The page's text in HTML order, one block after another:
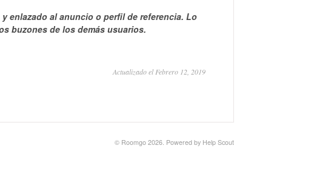
enlazado al anuncio o perfil de referencia. Lo
buzones de los demás usuarios.
Actualizado el Febrero 12, 2019
© Roomgo 2026. Powered by Help Scout